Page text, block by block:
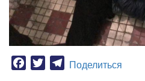
Facebook
TwitterTelegram
Поделиться